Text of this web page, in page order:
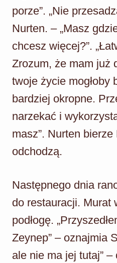
porze”. „Nie
Nurten. – „Masz
chcesz więcej?”.
Zrozum, że mam już
twoje życie mogłoby
bardziej okropne.
narzekać i
masz”. Nurten
odchodzą.
Następnego dnia
do restauracji. Murat
podłogę.
Zeynep” – oznajmia
ale nie ma jej tutaj”